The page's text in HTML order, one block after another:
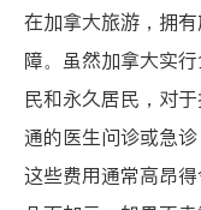
在加拿大旅游，拥
障。虽然加拿大实
民和永久居民，对
通的医生问诊或急
这些费用通常高昂